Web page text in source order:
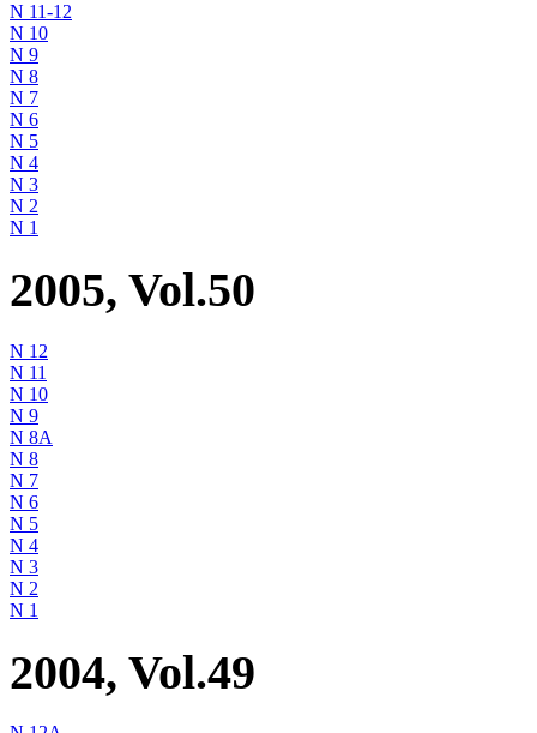
N 11-12
N 10
N 9
N 8
N 7
N 6
N 5
N 4
N 3
N 2
N 1
2005, Vol.50
N 12
N 11
N 10
N 9
N 8A
N 8
N 7
N 6
N 5
N 4
N 3
N 2
N 1
2004, Vol.49